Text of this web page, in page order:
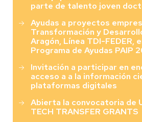
parte de talento joven
Ayudas a proyectos
Transformación y
Aragón, Línea TDI-FEDER,
Programa de Ayudas PAIP
Invitación a participar en
acceso a a la información
plataformas digitales
Abierta la convocatoria de
TECH TRANSFER GRANTS